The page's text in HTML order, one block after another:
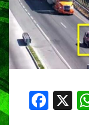
F
X